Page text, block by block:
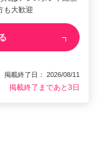
大歓迎
載終了日： 2026/08/11
掲載終了まであと3日